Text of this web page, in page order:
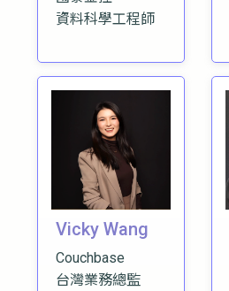
資料科學工程師
Vicky Wang
Couchbase
台灣業務總監